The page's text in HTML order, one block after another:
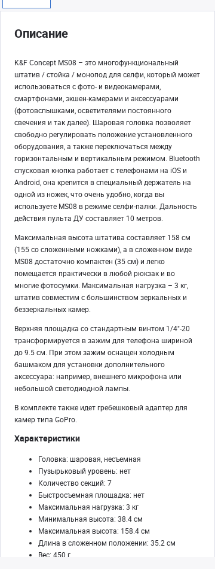
Описание
K&F Concept MS08 – это многофункциональный
штатив / стойка / монопод для селфи, который может
использоваться с фото- и видеокамерами,
смартфонами, экшен-камерами и аксессуарами
(фотовспышками, осветителями постоянного
свечения и так далее). Шаровая головка позволяет
свободно регулировать положение установленного
оборудования, а также переключаться между
горизонтальным и вертикальным режимом. Bluetooth
спусковая кнопка работает с телефонами на iOS и
Android, она крепится в специальный держатель на
одной из ножек, что очень удобно, когда вы
используете MS08 в режиме селфи-палки. Дальность
действия пульта ДУ составляет 10 метров.
Максимальная высота штатива составляет 158 см
(155 со сложенными ножками), а в сложенном виде
MS08 достаточно компактен (35 см) и легко
помещается практически в любой рюкзак и во
многие фотосумки. Максимальная нагрузка – 3 кг,
штатив совместим с большинством зеркальных и
беззеркальных камер.
Верхняя площадка со стандартным винтом 1/4"-20
трансформируется в зажим для телефона шириной
до 9.5 см. При этом зажим оснащен холодным
башмаком для установки дополнительного
аксессуара: например, внешнего микрофона или
небольшой светодиодной лампы.
В комплекте также идет гребешковый адаптер для
камер типа GoPro.
Характеристики
Головка: шаровая, несъемная
Пузырьковый уровень: нет
Количество секций: 7
Быстросъемная площадка: нет
Максимальная нагрузка: 3 кг
Минимальная высота: 38.4 см
Максимальная высота: 158.4 см
Длина в сложенном положении: 35.2 см
Вес: 450 г